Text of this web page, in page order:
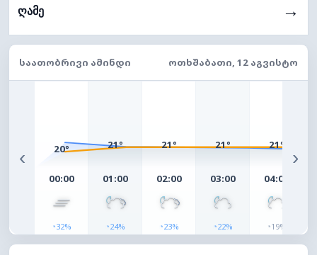
ღამე →
ᲡᲐᲐᲗᲝᲑᲠᲘᲕᲘ ᲐᲛᲘᲜᲓᲘ ᲝᲗᲮᲨᲐᲑᲐᲗᲘ, 12 ᲐᲒᲕᲘᲡᲢᲝ
‹ 20°
00:00
◔32%
21°
01:00
◔24%
21°
02:00
◔23%
21°
03:00
◔22%
21°
04:00
◔19%
›